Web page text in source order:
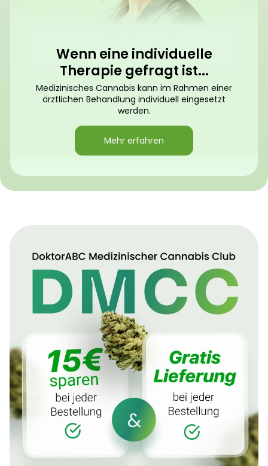
Wenn eine individuelle
Therapie gefragt ist...
Medizinisches Cannabis kann im Rahmen einer
ärztlichen Behandlung individuell eingesetzt
werden.
Mehr erfahren